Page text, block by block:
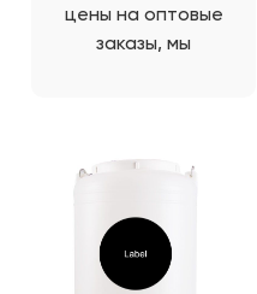
цены на оптовые
заказы, мы
волнует то, что